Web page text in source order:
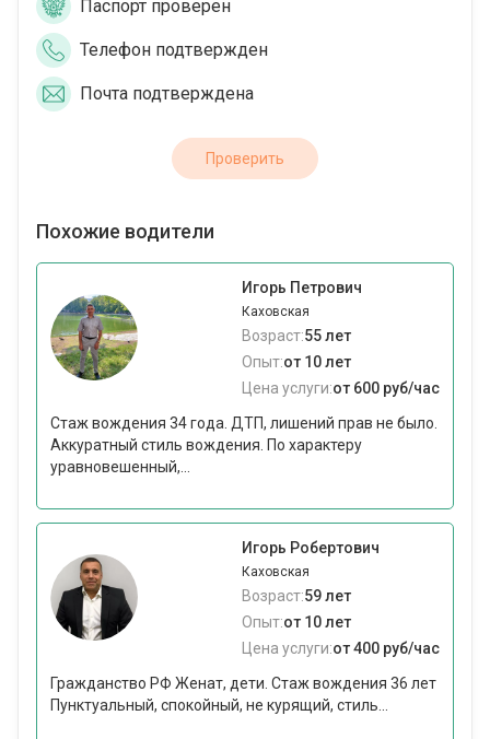
Паспорт проверен
Телефон подтвержден
Почта подтверждена
Проверить
Похожие водители
Игорь Петрович
Каховская
Возраст:55 лет
Опыт:от 10 лет
Цена услуги:от 600 руб/час
Стаж вождения 34 года. ДТП, лишений прав не было.
Аккуратный стиль вождения. По характеру
уравновешенный,...
Игорь Робертович
Каховская
Возраст:59 лет
Опыт:от 10 лет
Цена услуги:от 400 руб/час
Гражданство РФ Женат, дети. Стаж вождения 36 лет
Пунктуальный, cпокойный, не курящий, cтиль...